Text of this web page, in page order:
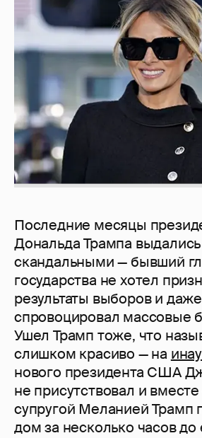
Последние месяцы
Дональда Трампа выдались
скандальными — бывший
государства не хотел
результаты выборов и даже
спровоцировал массовые
Ушел Трамп тоже, что
слишком красиво — на
нового президента США
не присутствовал и
супругой Меланией Трамп
дом за несколько часов до